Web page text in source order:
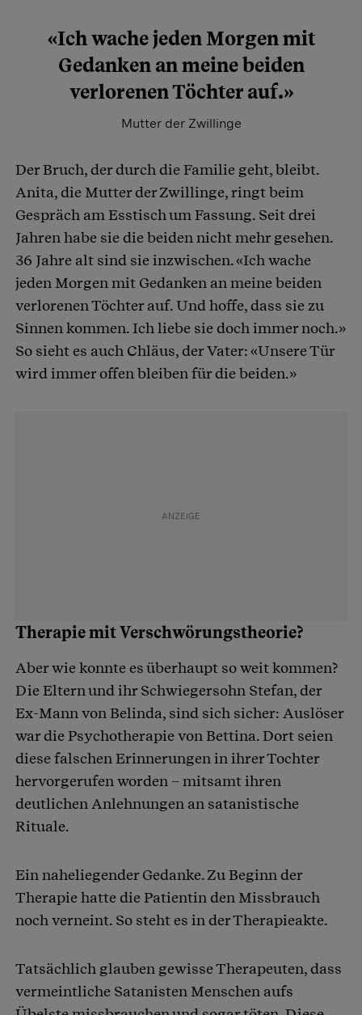
«Ich wache jeden Morgen mit
Gedanken an meine beiden
verlorenen Töchter auf.»
Mutter der Zwillinge
Der Bruch, der durch die Familie geht, bleibt.
Anita, die Mutter der Zwillinge, ringt beim
Gespräch am Esstisch um Fassung. Seit drei
Jahren habe sie die beiden nicht mehr gesehen.
36 Jahre alt sind sie inzwischen. «Ich wache
jeden Morgen mit Gedanken an meine beiden
verlorenen Töchter auf. Und hoffe, dass sie zu
Sinnen kommen. Ich liebe sie doch immer noch.»
So sieht es auch Chläus, der Vater: «Unsere Tür
wird immer offen bleiben für die beiden.»
Therapie mit Verschwörungstheorie?
Aber wie konnte es überhaupt so weit kommen?
Die Eltern und ihr Schwiegersohn Stefan, der
Ex-Mann von Belinda, sind sich sicher: Auslöser
war die Psychotherapie von Bettina. Dort seien
diese falschen Erinnerungen in ihrer Tochter
hervorgerufen worden – mitsamt ihren
deutlichen Anlehnungen an satanistische
Rituale.
Ein naheliegender Gedanke. Zu Beginn der
Therapie hatte die Patientin den Missbrauch
noch verneint. So steht es in der Therapieakte.
Tatsächlich glauben gewisse Therapeuten, dass
vermeintliche Satanisten Menschen aufs